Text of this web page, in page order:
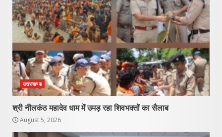
उत्तराखण्ड
श्री नीलकंठ महादेव धाम में उमड़ रहा शिवभक्तों का सैलाब
August 5, 2026